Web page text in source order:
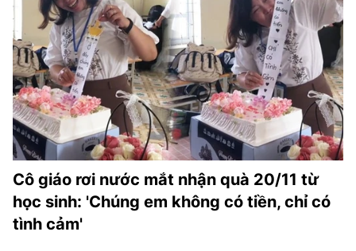
Cô giáo rơi nước mắt nhận quà 20/11 từ
học sinh: 'Chúng em không có tiền, chỉ có
tình cảm'